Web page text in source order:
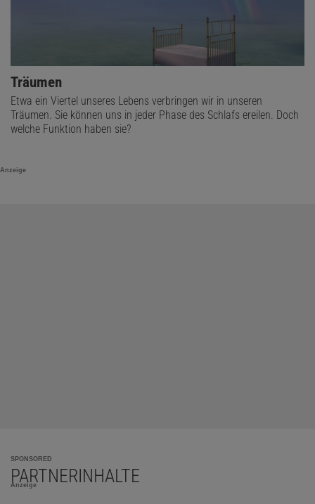
Träumen
Etwa ein Viertel unseres Lebens verbringen wir in unseren
Träumen. Sie können uns in jeder Phase des Schlafs ereilen. Doch
welche Funktion haben sie?
Anzeige
SPONSORED
PARTNERINHALTE
Anzeige